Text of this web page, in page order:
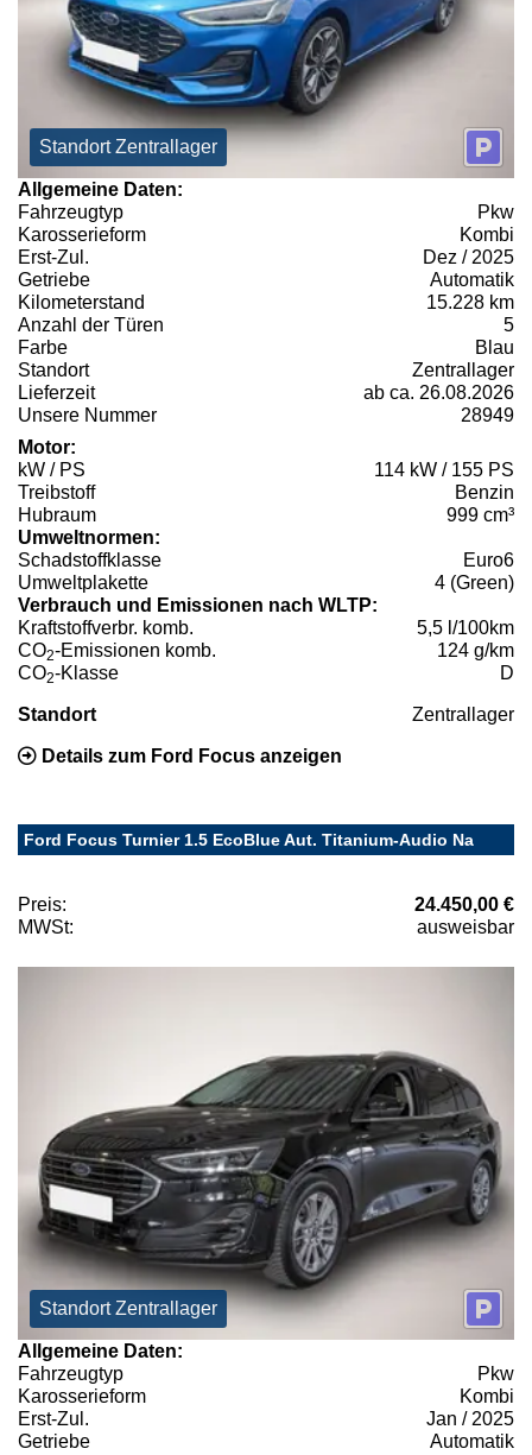
Standort Zentrallager
Allgemeine Daten:
Fahrzeugtyp
Pkw
Karosserieform
Kombi
Erst-Zul.
Dez / 2025
Getriebe
Automatik
Kilometerstand
15.228 km
Anzahl der Türen
5
Farbe
Blau
Standort
Zentrallager
Lieferzeit
ab ca. 26.08.2026
Unsere Nummer
28949
Motor:
kW / PS
114 kW / 155 PS
Treibstoff
Benzin
Hubraum
999 cm³
Umweltnormen:
Schadstoffklasse
Euro6
Umweltplakette
4 (Green)
Verbrauch und Emissionen nach WLTP:
Kraftstoffverbr. komb.
5,5 l/100km
CO2-Emissionen komb.
124 g/km
CO2-Klasse D
Standort Zentrallager
Details zum Ford Focus anzeigen
Ford Focus Turnier 1.5 EcoBlue Aut. Titanium-Audio Na
Preis:
24.450,00 €
MWSt:
ausweisbar
Standort Zentrallager
Allgemeine Daten:
Fahrzeugtyp
Pkw
Karosserieform
Kombi
Erst-Zul.
Jan / 2025
Getriebe
Automatik